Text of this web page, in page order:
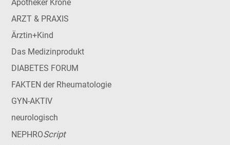
Apotheker Krone
ARZT & PRAXIS
Ärztin+Kind
Das Medizinprodukt
DIABETES FORUM
FAKTEN der Rheumatologie
GYN-AKTIV
neurologisch
NEPHROScript